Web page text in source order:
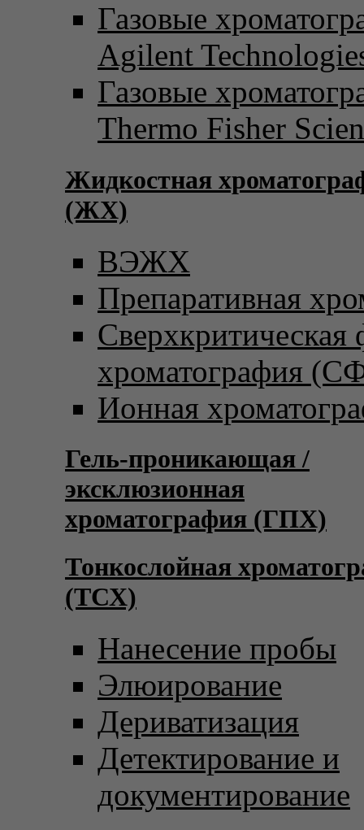
Газовые
Agilent
Газовые
Thermo Fisher
Жидкостная
(ЖХ)
ВЭЖХ
Препаративная
хроматография
Ионная
Гель-проникающая /
эксклюзионная
хроматография (ГПХ)
Тонкослойная
(ТСХ)
Нанесение пробы
Элюирование
Дериватизация
Детектирование и
документирование